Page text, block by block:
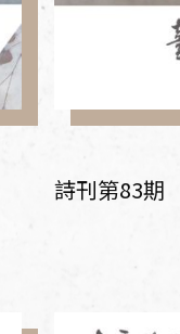
詩刊第83期